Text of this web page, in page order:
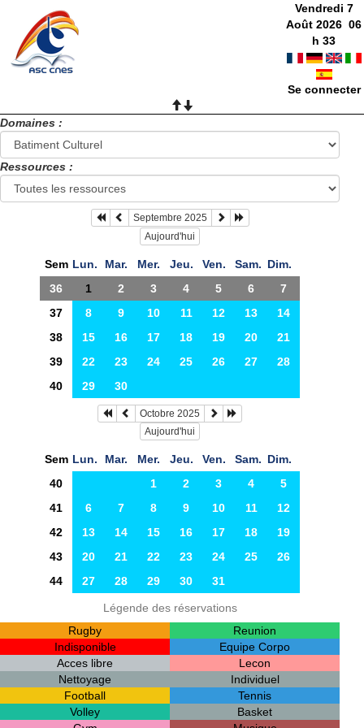
Vendredi 7
Août 2026 06
h33
Se connecter
Domaines :
Ressources :
Septembre 2025
Aujourd'hui
Sem Lun. Mar. Mer. Jeu. Ven. Sam. Dim.
36
1 2 3 4 5 6
7
37
8 9 10 11 12 13
14
38
15 16 17 18 19 20
21
39
22 23 24 25 26 27
28
40
29 30
Octobre 2025
Aujourd'hui
Sem Lun. Mar. Mer. Jeu. Ven. Sam. Dim.
40
1 2 3 4
5
41
6 7 8 9 10 11
12
42
13 14 15 16 17 18
19
43
20 21 22 23 24 25
26
44
27 28 29 30 31
Légende des réservations
Rugby
Reunion
Indisponible
Equipe Corpo
Acces libre
Lecon
Nettoyage
Individuel
Football
Tennis
Volley
Basket